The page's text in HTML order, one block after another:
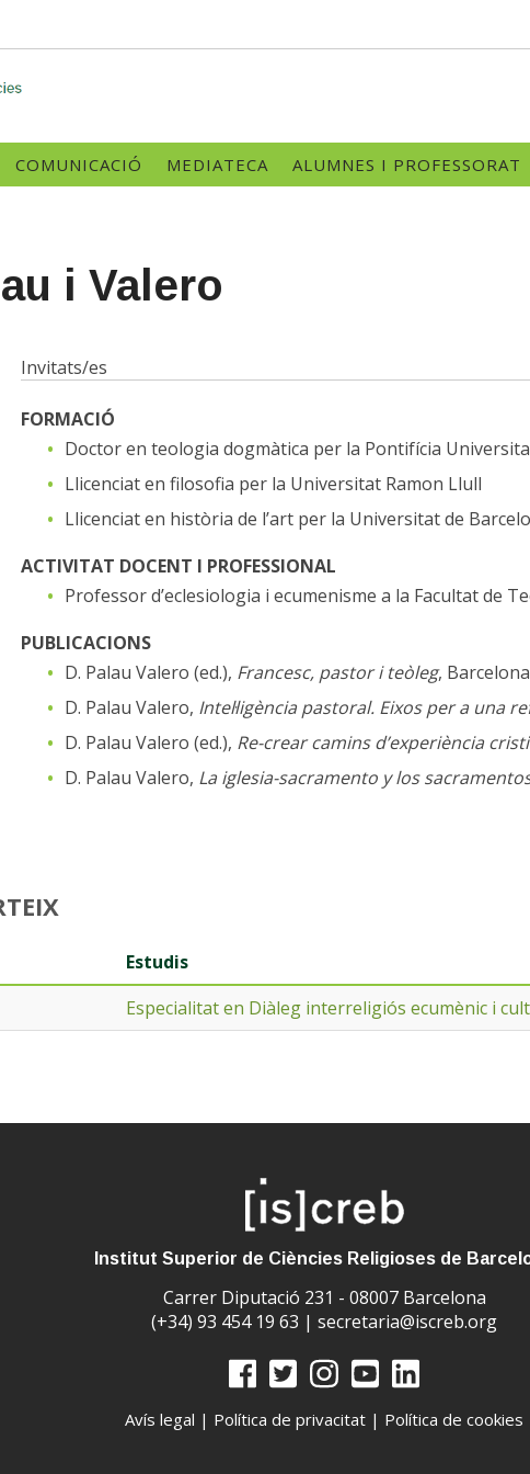
COMUNICACIÓ MEDIATECA ALUMNES I PROFESSORAT
i Valero
Invitats/es
FORMACIÓ
Doctor en teologia dogmàtica per la Pontifícia
Llicenciat en filosofia per la Universitat Ramon Llull
Llicenciat en història de l’art per la Universitat de
ACTIVITAT DOCENT I PROFESSIONAL
Professor d’eclesiologia i ecumenisme a la Facultat de
PUBLICACIONS
D. Palau Valero (ed.), Francesc, pastor i teòleg,
D. Palau Valero, Intel·ligència pastoral. Eixos per a una
D. Palau Valero (ed.), Re-crear camins d’experiència
D. Palau Valero, La iglesia-sacramento y los
Estudis
Especialitat en Diàleg interreligiós ecumènic i
Institut Superior de Ciències Religioses de
Carrer Diputació 231 - 08007 Barcelona
(+34) 93 454 19 63 | secretaria@iscreb.org
Avís legal | Política de privacitat | Política de cookies